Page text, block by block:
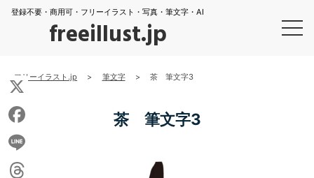
登録不要・商用可・フリーイラスト・写真・筆文字・AI
freeillust.jp
フリーイラスト.jp > 筆文字 > 茶 筆文字3
茶 筆文字3
X
Facebook
Line